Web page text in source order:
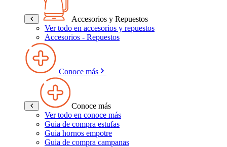
Accesorios y Repuestos
Ver todo en accesorios y repuestos
Accesorios - Repuestos
Conoce más
Conoce más
Ver todo en conoce más
Guia de compra estufas
Guia hornos empotre
Guia de compra campanas